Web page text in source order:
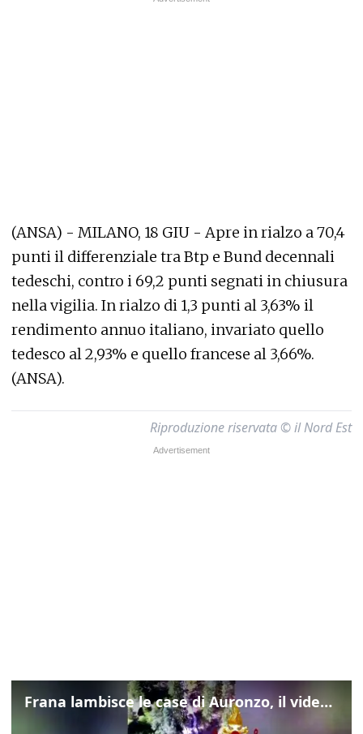
(ANSA) - MILANO, 18 GIU - Apre in rialzo a 70,4
punti il differenziale tra Btp e Bund decennali
tedeschi, contro i 69,2 punti segnati in chiusura
nella vigilia. In rialzo di 1,3 punti al 3,63% il
rendimento annuo italiano, invariato quello
tedesco al 2,93% e quello francese al 3,66%.
(ANSA).
Riproduzione riservata © il Nord Est
Frana lambisce le case di Auronzo, il video dall'elicottero dei vigili del fuoco